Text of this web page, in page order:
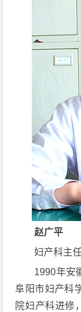
赵广平
妇产科主
1990年安
阜阳市妇产科
院妇产科进修